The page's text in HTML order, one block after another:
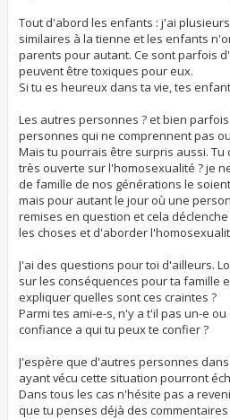
Tout d'abord les enfants : j'ai
similaires à la tienne et les enfants
parents pour autant. Ce sont parfois
peuvent être toxiques pour eux.
Si tu es heureux dans ta vie, tes
Les autres personnes ? et bien
personnes qui ne comprennent pas
Mais tu pourrais être surpris aussi.
très ouverte sur l'homosexualité ? je
de famille de nos générations le
mais pour autant le jour où une
remises en question et cela
les choses et d'aborder
J'ai des questions pour toi d'ailleurs.
sur les conséquences pour ta famille
expliquer quelles sont ces craintes ?
Parmi tes ami-e-s, n'y a t'il pas un-e
confiance a qui tu peux te confier ?
J'espère que d'autres personnes
ayant vécu cette situation pourront
Dans tous les cas n'hésite pas a
que tu penses déjà des